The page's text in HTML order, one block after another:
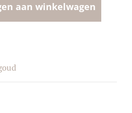
aan winkelwagen